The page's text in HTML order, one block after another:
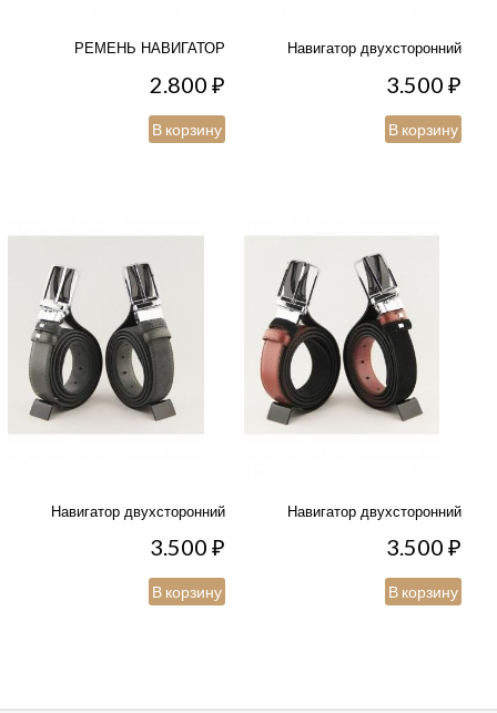
РЕМЕНЬ НАВИГАТОР
2.800₽
В корзину
Навигатор двухсторонний
3.500₽
В корзину
Навигатор двухсторонний
3.500₽
В корзину
Навигатор двухсторонний
3.500₽
В корзину